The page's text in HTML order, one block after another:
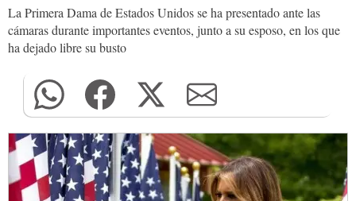
La Primera Dama de Estados Unidos se ha presentado ante las
cámaras durante importantes eventos, junto a su esposo, en los que
ha dejado libre su busto